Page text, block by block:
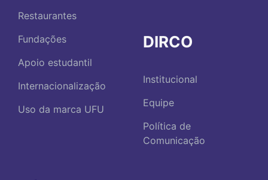
Restaurantes
Fundações
Apoio estudantil
Internacionalização
Uso da marca UFU
DIRCO
Institucional
Equipe
Política de
Comunicação